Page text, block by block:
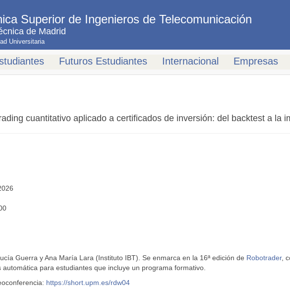
Superior de Ingenieros de Telecomunicación
de Madrid
Universitaria
Futuros Estudiantes Internacional Empresas
cuantitativo aplicado a certificados de inversión: del backtest a la
Guerra y Ana María Lara (Instituto IBT). Se enmarca en la 16ª edición de Robotrader,
para estudiantes que incluye un programa formativo.
https://short.upm.es/rdw04